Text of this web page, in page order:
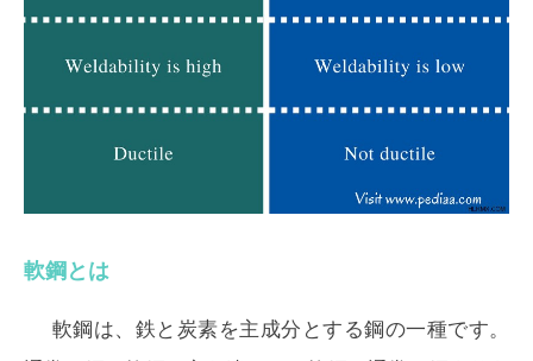
軟鋼とは
軟鋼は、鉄と炭素を主成分とする鋼の一種です。